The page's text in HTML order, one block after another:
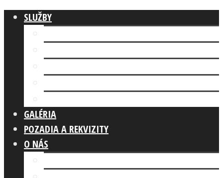
SLUŽBY
GALÉRIA
POZADIA A REKVIZITY
O NÁS